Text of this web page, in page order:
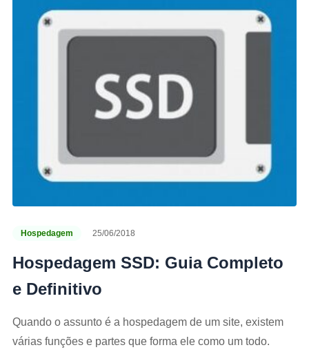
Hospedagem 25/06/2018
Hospedagem SSD: Guia Completo
e Definitivo
Quando o assunto é a hospedagem de um site, existem
várias funções e partes que forma ele como um todo.